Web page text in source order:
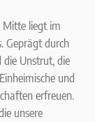
Mitte liegt im
Geprägt durch
Unstrut, die
und
erfreuen.
unsere